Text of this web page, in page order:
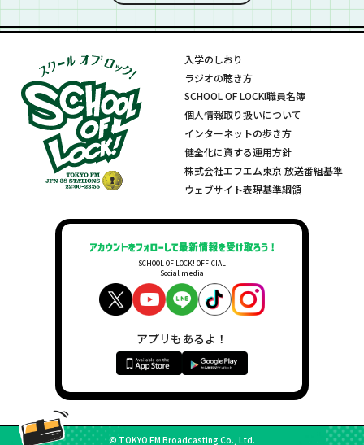
入学のしおり
ラジオの聴き方
SCHOOL OF LOCK!職員名簿
個人情報取り扱いについて
インターネットの歩き方
健全化に資する運用方針
株式会社エフエム東京 放送番組基準
ウェブサイト表現基準綱領
SCHOOL OF LOCK! OFFICIAL
Social media
アプリもあるよ！
© TOKYO FM Broadcasting Co., Ltd.